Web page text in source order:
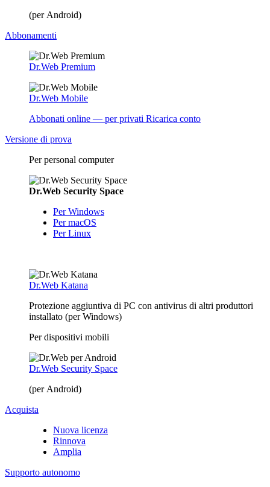
(per Android)
Abbonamenti
Dr.Web Premium
Dr.Web Mobile
Abbonati online — per privati Ricarica conto
Versione di prova
Per personal computer
Dr.Web Security Space
Per Windows
Per macOS
Per Linux
Dr.Web Katana
Protezione aggiuntiva di PC con antivirus di altri produttori
installato (per Windows)
Per dispositivi mobili
Dr.Web Security Space
(per Android)
Acquista
Nuova licenza
Rinnova
Amplia
Supporto autonomo